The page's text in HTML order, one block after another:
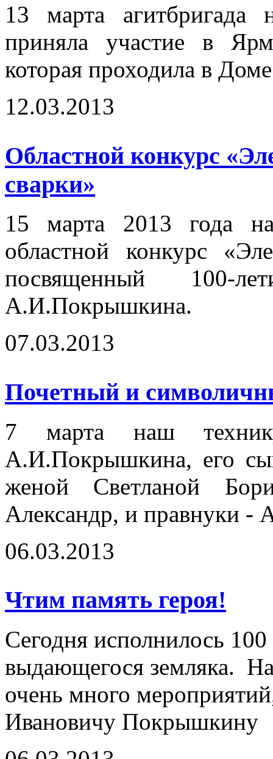
13 марта агитбригада
приняла участие в
которая проходила в
12.03.2013
Областной конкурс
сварки»
15 марта 2013 года
областной конкурс
посвященный 100-
А.И.Покрышкина.
07.03.2013
Почетный и
7 марта наш
А.И.Покрышкина, его
женой Светланой
Александр, и правнуки -
06.03.2013
Чтим память героя!
Сегодня исполнилось
выдающегося земляка.
очень много
Ивановичу Покрышкину